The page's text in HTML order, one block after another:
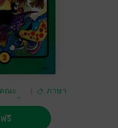
ณะ
วง
ภาษา
ฟรี